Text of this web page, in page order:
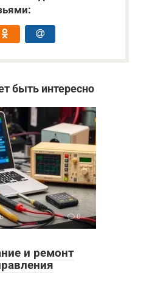
быть интересно
0
и ремонт